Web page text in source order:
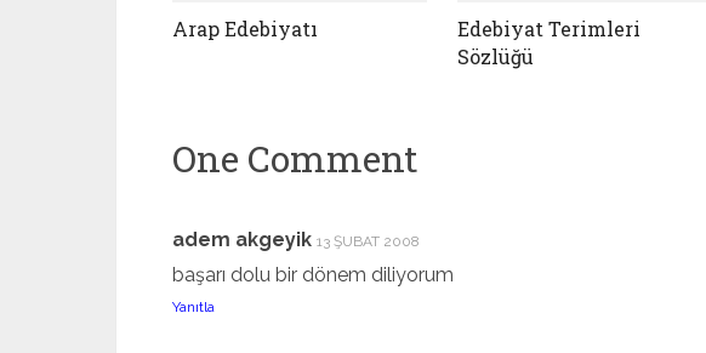
Arap Edebiyatı
Edebiyat Terimleri
Sözlüğü
One Comment
adem akgeyik 13 ŞUBAT 2008
başarı dolu bir dönem diliyorum
Yanıtla